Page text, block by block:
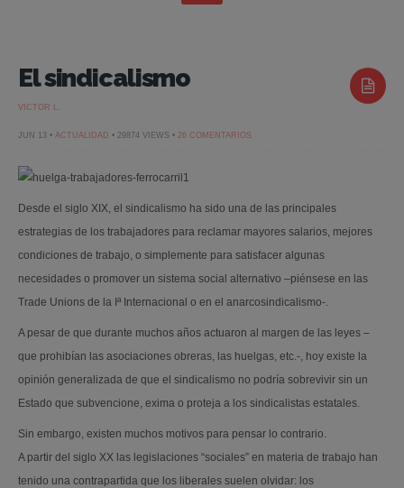
El sindicalismo
VICTOR L.
JUN 13 • ACTUALIDAD • 29874 VIEWS • 26 COMENTARIOSEN
Desde el siglo XIX, el sindicalismo ha sido una de las principales
estrategias de los trabajadores para reclamar mayores salarios, mejores
condiciones de trabajo, o simplemente para satisfacer algunas
necesidades o promover un sistema social alternativo –piénsese en las
Trade Unions de la Iª Internacional o en el anarcosindicalismo-.
A pesar de que durante muchos años actuaron al margen de las leyes –
que prohibían las asociaciones obreras, las huelgas, etc.-, hoy existe la
opinión generalizada de que el sindicalismo no podría sobrevivir sin un
Estado que subvencione, exima o proteja a los sindicalistas estatales.
Sin embargo, existen muchos motivos para pensar lo contrario.
A partir del siglo XX las legislaciones “sociales” en materia de trabajo han
tenido una contrapartida que los liberales suelen olvidar: los